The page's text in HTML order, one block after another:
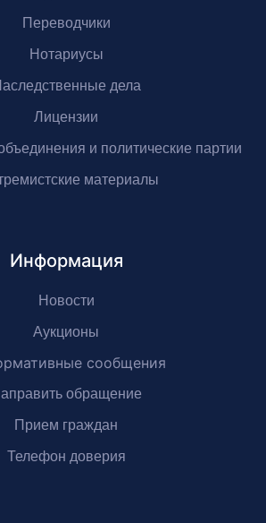
Переводчики
Нотариусы
дела
Лицензии
и политические партии
материалы
Информация
Новости
Аукционы
сообщения
обращение
Прием граждан
Телефон доверия